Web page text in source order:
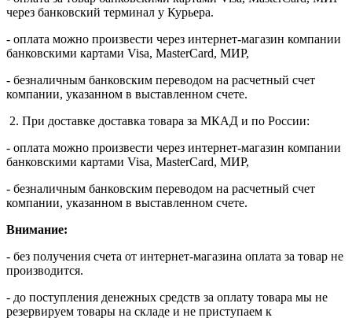
через банковский терминал у Курьера.
- оплата можно произвести через интернет-магазин компании
банковскими картами Visa, MasterСard, МИР,
- безналичным банковским переводом на расчетный счет
компании, указанном в выставленном счете.
2. При доставке доставка товара за МКАД и по России:
- оплата можно произвести через интернет-магазин компании
банковскими картами Visa, MasterСard, МИР,
- безналичным банковским переводом на расчетный счет
компании, указанном в выставленном счете.
Внимание:
- без получения счета от интернет-магазина оплата за товар не
производится.
- до поступления денежных средств за оплату товара мы не
резервируем товары на складе и не приступаем к